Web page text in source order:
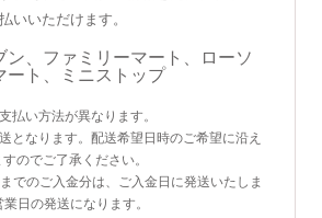
いいただけます。
払い方法が異なります。
となります。配送希望日時のご希望に沿え
のでご了承ください。
でのご入金分は、ご入金日に発送いたしま
日の発送になります。